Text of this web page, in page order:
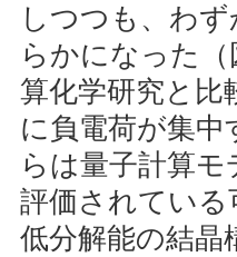
しつつも、わ
らかになった
算化学研究と
に負電荷が集
らは量子計算
評価されてい
低分解能の結晶